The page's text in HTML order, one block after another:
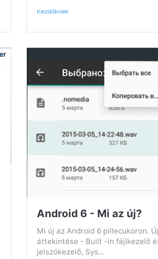
Kezdőknek
Android 6 - Mi az új?
Mi új az Android 6 pillecukoron.
áttekintése - Built -in fájlkezelő
jelszókezelő, Sys...